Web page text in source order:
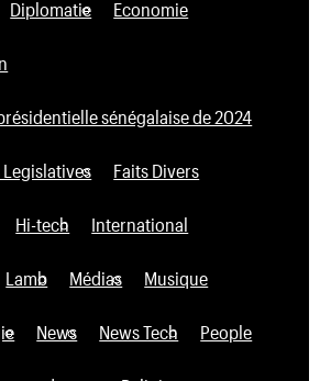
Diplomatie Economie
sénégalaise de 2024
Faits Divers
Hi-tech International
Lamb Médias Musique
News News Tech People